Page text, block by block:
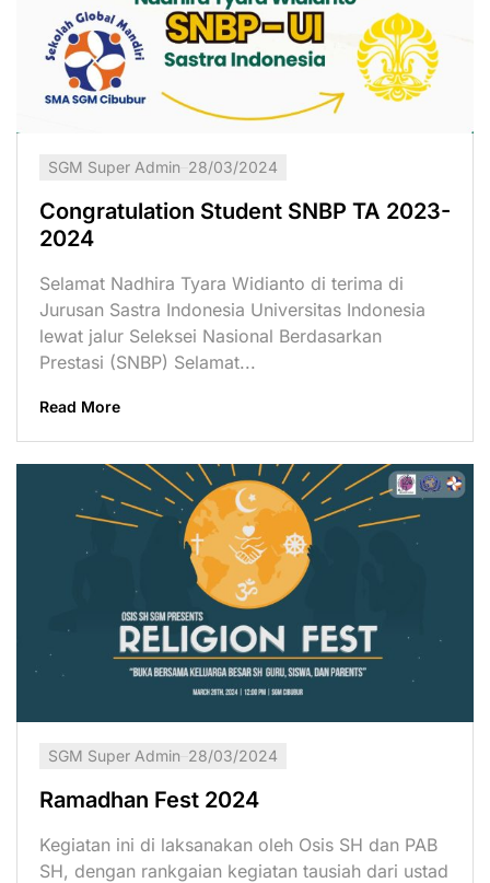
SGM Super Admin 28/03/2024
Congratulation Student SNBP TA 2023-
2024
Selamat Nadhira Tyara Widianto di terima di
Jurusan Sastra Indonesia Universitas Indonesia
lewat jalur Seleksei Nasional Berdasarkan
Prestasi (SNBP) Selamat...
Read More
SGM Super Admin 28/03/2024
Ramadhan Fest 2024
Kegiatan ini di laksanakan oleh Osis SH dan PAB
SH, dengan rankgaian kegiatan tausiah dari ustad